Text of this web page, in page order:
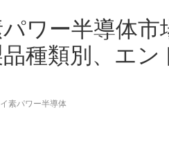
ワー半導体
種類別、エン
素パワー半導体